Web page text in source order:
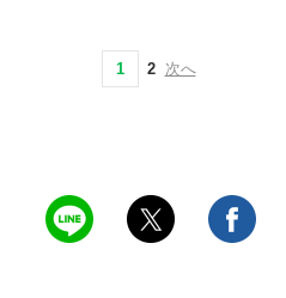
1 2 次へ